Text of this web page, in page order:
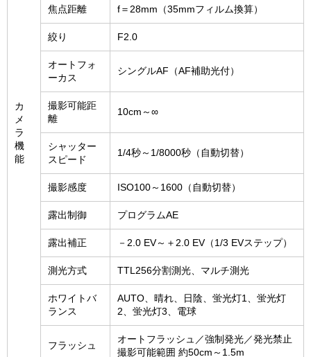
カ
メ
ラ
機
能
焦点距離 f＝28mm（35mmフィルム換算）
絞り F2.0
オートフォ
ーカス
シングルAF（AF補助光付）
撮影可能距
離
10cm～∞
シャッター
スピード
1/4秒～1/8000秒（自動切替）
撮影感度 ISO100～1600（自動切替）
露出制御 プログラムAE
露出補正 －2.0 EV～＋2.0 EV（1/3 EVステップ）
測光方式 TTL256分割測光、マルチ測光
ホワイトバ
ランス
AUTO、晴れ、日陰、蛍光灯1、蛍光灯
2、蛍光灯3、電球
フラッシュ
オートフラッシュ／強制発光／発光禁止
撮影可能範囲 約50cm～1.5m